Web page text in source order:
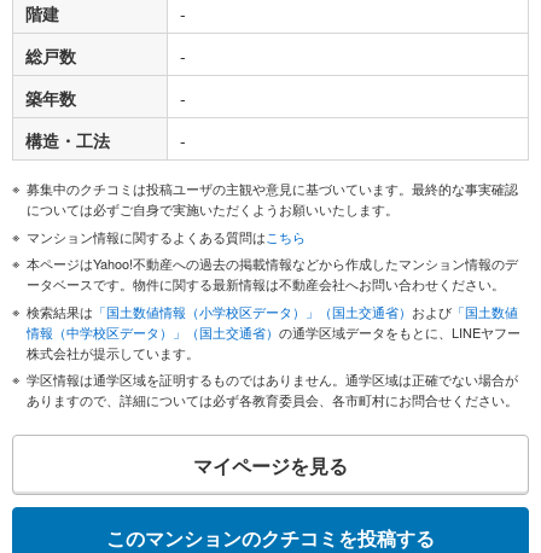
階建
-
総戸数
-
築年数
-
構造・工法
-
募集中のクチコミは投稿ユーザの主観や意見に基づいています。最終的な事実確認
については必ずご自身で実施いただくようお願いいたします。
マンション情報に関するよくある質問はこちら
本ページはYahoo!不動産への過去の掲載情報などから作成したマンション情報のデ
ータベースです。物件に関する最新情報は不動産会社へお問い合わせください。
検索結果は 「国土数値情報（小学校区データ）」（国土交通省） および 「国土数値
情報（中学校区データ）」（国土交通省） の通学区域データをもとに、LINEヤフー
株式会社が提示しています。
学区情報は通学区域を証明するものではありません。通学区域は正確でない場合が
ありますので、詳細については必ず各教育委員会、各市町村にお問合せください。
マイページを見る
このマンションのクチコミを投稿する